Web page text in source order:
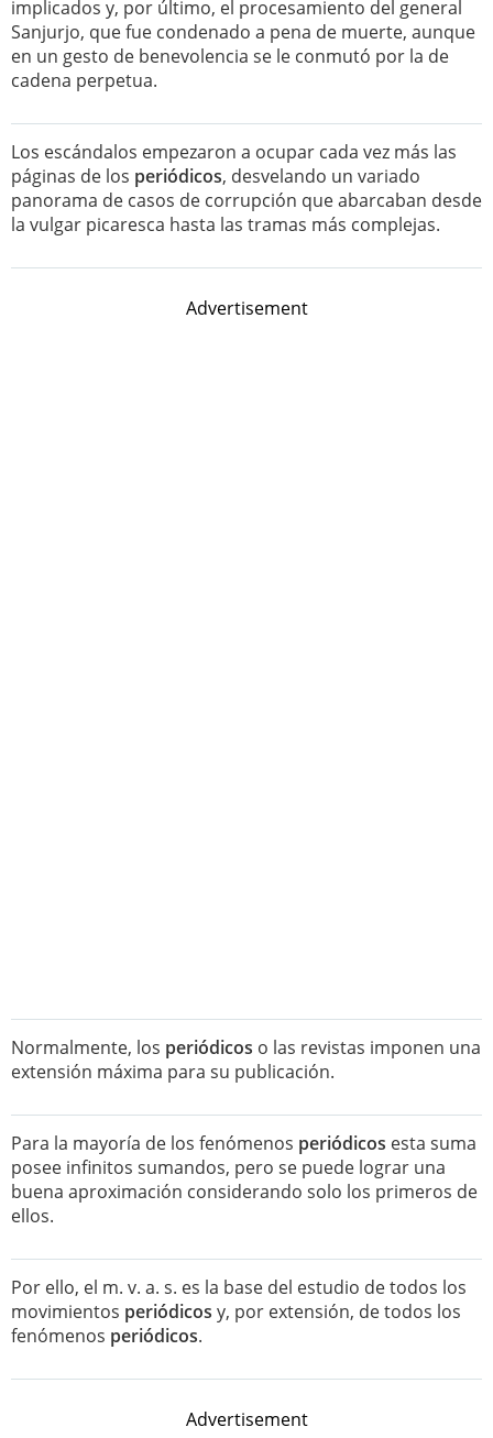
implicados y, por último, el procesamiento del general
Sanjurjo, que fue condenado a pena de muerte, aunque
en un gesto de benevolencia se le conmutó por la de
cadena perpetua.
Los escándalos empezaron a ocupar cada vez más las
páginas de los periódicos, desvelando un variado
panorama de casos de corrupción que abarcaban desde
la vulgar picaresca hasta las tramas más complejas.
Advertisement
Normalmente, los periódicos o las revistas imponen una
extensión máxima para su publicación.
Para la mayoría de los fenómenos periódicos esta suma
posee infinitos sumandos, pero se puede lograr una
buena aproximación considerando solo los primeros de
ellos.
Por ello, el m. v. a. s. es la base del estudio de todos los
movimientos periódicos y, por extensión, de todos los
fenómenos periódicos.
Advertisement